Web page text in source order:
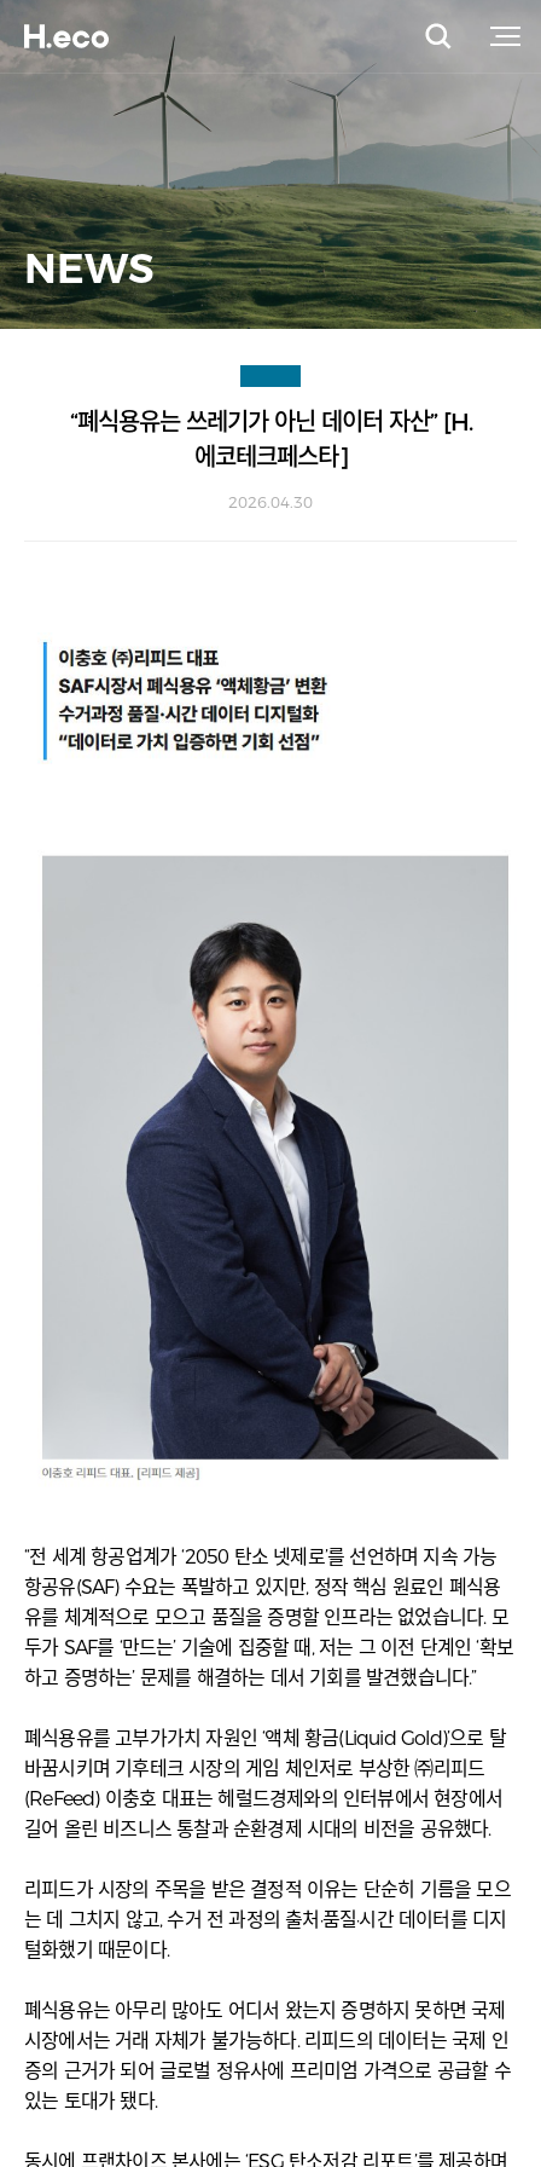
NEWS
“폐식용유는 쓰레기가 아닌 데이터 자산” [H.
에코테크페스타]
2026.04.30
“전 세계 항공업계가 ‘2050 탄소 넷제로’를 선언하며 지속 가능
항공유(SAF) 수요는 폭발하고 있지만, 정작 핵심 원료인 폐식용
유를 체계적으로 모으고 품질을 증명할 인프라는 없었습니다. 모
두가 SAF를 ‘만드는’ 기술에 집중할 때, 저는 그 이전 단계인 ‘확보
하고 증명하는’ 문제를 해결하는 데서 기회를 발견했습니다.”
폐식용유를 고부가가치 자원인 ‘액체 황금(Liquid Gold)’으로 탈
바꿈시키며 기후테크 시장의 게임 체인저로 부상한 ㈜리피드
(ReFeed) 이충호 대표는 헤럴드경제와의 인터뷰에서 현장에서
길어 올린 비즈니스 통찰과 순환경제 시대의 비전을 공유했다.
리피드가 시장의 주목을 받은 결정적 이유는 단순히 기름을 모으
는 데 그치지 않고, 수거 전 과정의 출처·품질·시간 데이터를 디지
털화했기 때문이다.
폐식용유는 아무리 많아도 어디서 왔는지 증명하지 못하면 국제
시장에서는 거래 자체가 불가능하다. 리피드의 데이터는 국제 인
증의 근거가 되어 글로벌 정유사에 프리미엄 가격으로 공급할 수
있는 토대가 됐다.
동시에 프랜차이즈 본사에는 ‘ESG 탄소저감 리포트’를 제공하며